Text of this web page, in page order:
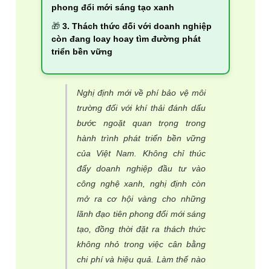
phong đổi mới sáng tạo xanh
🎁 3. Thách thức đối với doanh nghiệp
còn đang loay hoay tìm đường phát
triển bền vững
Nghị định mới về phí bảo vệ môi
trường đối với khí thải đánh dấu
bước ngoặt quan trọng trong
hành trình phát triển bền vững
của Việt Nam. Không chỉ thúc
đẩy doanh nghiệp đầu tư vào
công nghệ xanh, nghị định còn
mở ra cơ hội vàng cho những
lãnh đạo tiên phong đổi mới sáng
tạo, đồng thời đặt ra thách thức
không nhỏ trong việc cân bằng
chi phí và hiệu quả. Làm thế nào